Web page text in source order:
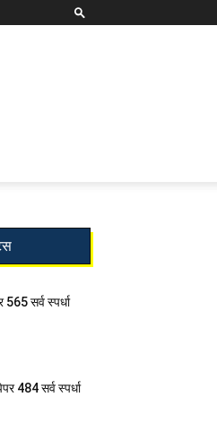
565 सर्व स्पर्धा
484 सर्व स्पर्धा